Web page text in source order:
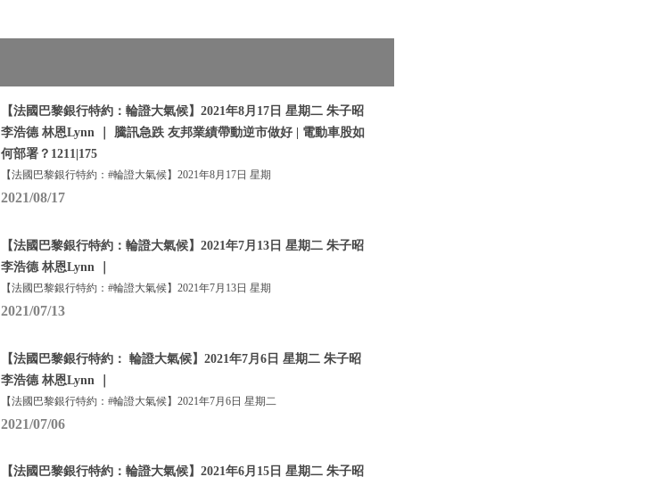
【法國巴黎銀行特約：輪證大氣候】2021年8月17日 星期二 朱子昭
李浩德 林恩Lynn ｜ 騰訊急跌 友邦業績帶動逆市做好 | 電動車股如
何部署？1211|175
【法國巴黎銀行特約：#輪證大氣候】2021年8月17日 星期
2021/08/17
【法國巴黎銀行特約：輪證大氣候】2021年7月13日 星期二 朱子昭
李浩德 林恩Lynn ｜
【法國巴黎銀行特約：#輪證大氣候】2021年7月13日 星期
2021/07/13
【法國巴黎銀行特約： 輪證大氣候】2021年7月6日 星期二 朱子昭
李浩德 林恩Lynn ｜
【法國巴黎銀行特約：#輪證大氣候】2021年7月6日 星期二
2021/07/06
【法國巴黎銀行特約：輪證大氣候】2021年6月15日 星期二 朱子昭